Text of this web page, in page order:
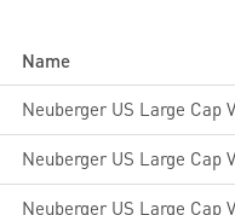
Name